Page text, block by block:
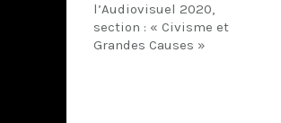
l’Audiovisuel 2020,
section : « Civisme et
Grandes Causes »